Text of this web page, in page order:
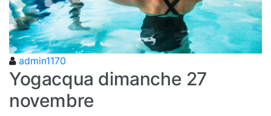
admin1170
Yogacqua dimanche 27
novembre